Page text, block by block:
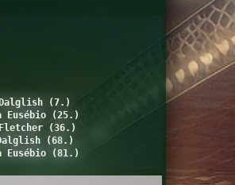
Dalglish (7.)
Eusébio (25.)
(36.)
(68.)
Eusébio (81.)